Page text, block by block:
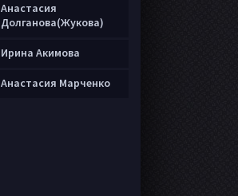
Анастасия
Долганова(Жукова)
Ирина Акимова
Анастасия Марченко